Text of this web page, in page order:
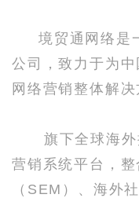
境贸通网络是一
公司，致力于为
网络营销整体解决
旗下全球海外
营销系统平台，
（SEM）、海外